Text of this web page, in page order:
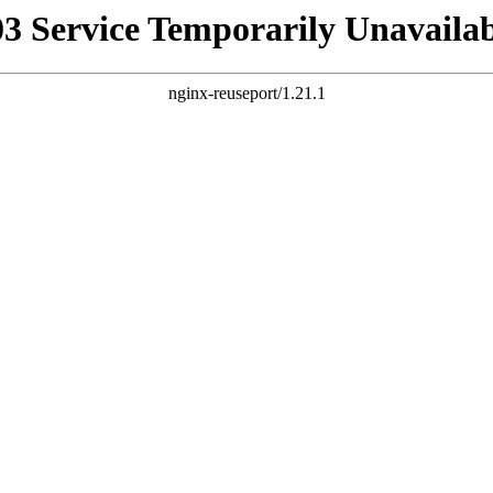
Service Temporarily
nginx-reuseport/1.21.1